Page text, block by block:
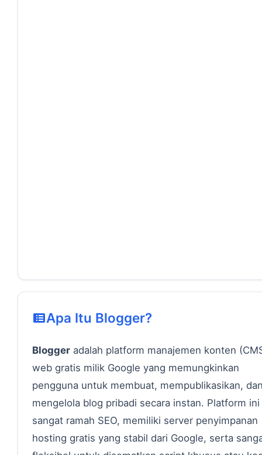
Apa Itu Blogger?
Blogger adalah platform manajemen konten
web gratis milik Google yang memungkinkan
pengguna untuk membuat, mempublikasikan,
mengelola blog pribadi secara instan. Platform ini
sangat ramah SEO, memiliki server penyimpanan
hosting gratis yang stabil dari Google, serta